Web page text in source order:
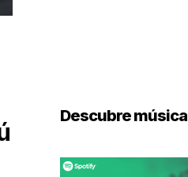
Descubre música